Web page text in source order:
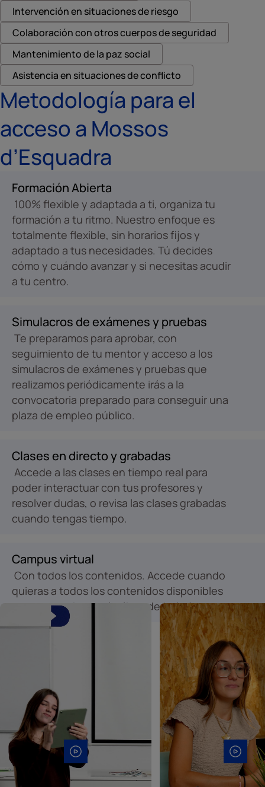
Intervención en situaciones de riesgo
Colaboración con otros cuerpos de seguridad
Mantenimiento de la paz social
Asistencia en situaciones de conflicto
Metodología para el
acceso a Mossos
d’Esquadra
Formación Abierta
100% flexible y adaptada a ti, organiza tu
formación a tu ritmo. Nuestro enfoque es
totalmente flexible, sin horarios fijos y
adaptado a tus necesidades. Tú decides
cómo y cuándo avanzar y si necesitas acudir
a tu centro.
Simulacros de exámenes y pruebas
Te preparamos para aprobar, con
seguimiento de tu mentor y acceso a los
simulacros de exámenes y pruebas que
realizamos periódicamente irás a la
convocatoria preparado para conseguir una
plaza de empleo público.
Clases en directo y grabadas
Accede a las clases en tiempo real para
poder interactuar con tus profesores y
resolver dudas, o revisa las clases grabadas
cuando tengas tiempo.
Campus virtual
Con todos los contenidos. Accede cuando
quieras a todos los contenidos disponibles
para marcar tu propio ritmo de trabajo.